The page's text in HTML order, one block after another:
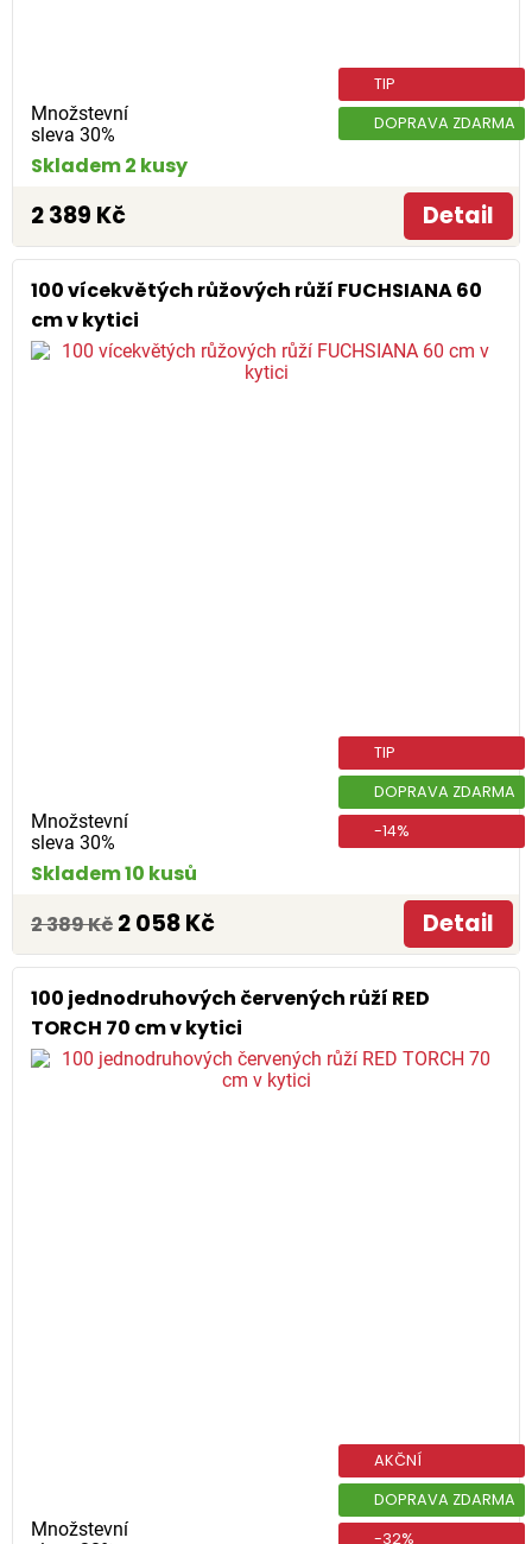
Množstevní
sleva 30%
TIP
DOPRAVA ZDARMA
Skladem 2 kusy
2 389 Kč Detail
100 vícekvětých růžových růží FUCHSIANA 60
cm v kytici
Množstevní
sleva 30%
TIP
DOPRAVA ZDARMA
-14%
Skladem 10 kusů
2 389 Kč 2 058 Kč Detail
100 jednodruhových červených růží RED
TORCH 70 cm v kytici
Množstevní
AKČNÍ
DOPRAVA ZDARMA
-32%